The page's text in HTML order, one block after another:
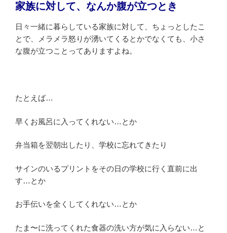
家族に対して、なんか腹が立つとき
日々一緒に暮らしている家族に対して、ちょっとしたこ
とで、メラメラ怒りが湧いてくるとかでなくても、小さ
な腹が立つことってありますよね。
たとえば…
早くお風呂に入ってくれない…とか
弁当箱を翌朝出したり、学校に忘れてきたり
サインのいるプリントをその日の学校に行く直前に出
す…とか
お手伝いを全くしてくれない…とか
たま〜に洗ってくれた食器の洗い方が気に入らない…と